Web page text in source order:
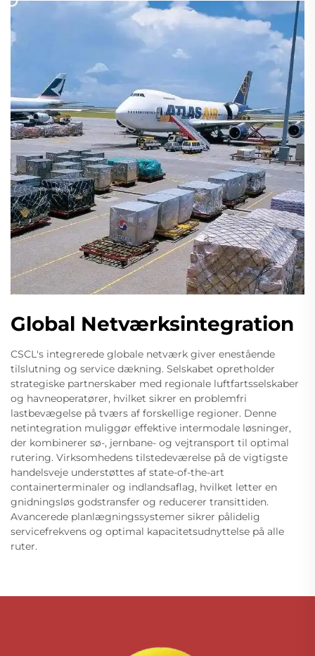
Global Netværksintegration
CSCL's integrerede globale netværk giver enestående
tilslutning og service dækning. Selskabet opretholder
strategiske partnerskaber med regionale luftfartsselskaber
og havneoperatører, hvilket sikrer en problemfri
lastbevægelse på tværs af forskellige regioner. Denne
netintegration muliggør effektive intermodale løsninger,
der kombinerer sø-, jernbane- og vejtransport til optimal
rutering. Virksomhedens tilstedeværelse på de vigtigste
handelsveje understøttes af state-of-the-art
containerterminaler og indlandsaflag, hvilket letter en
gnidningsløs godstransfer og reducerer transittiden.
Avancerede planlægningssystemer sikrer pålidelig
servicefrekvens og optimal kapacitetsudnyttelse på alle
ruter.